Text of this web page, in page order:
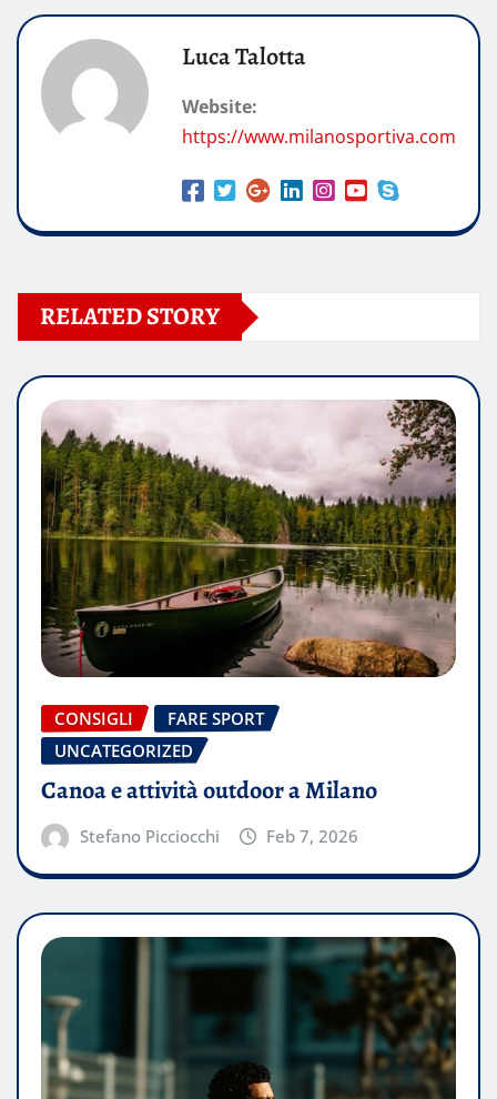
Luca Talotta
Website:
https://www.milanosportiva.com
RELATED STORY
CONSIGLI
FARE SPORT
UNCATEGORIZED
Canoa e attività outdoor a Milano
Stefano Picciocchi Feb 7, 2026